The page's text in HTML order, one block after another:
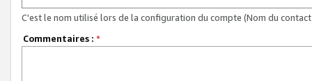
C'est le nom utilisé lors de la configuration du compte (Nom du
Commentaires : *